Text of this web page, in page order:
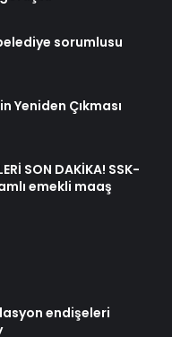
sorumlusu
Yeniden Çıkması
SON DAKİKA! SSK-
emekli maaş
endişeleri